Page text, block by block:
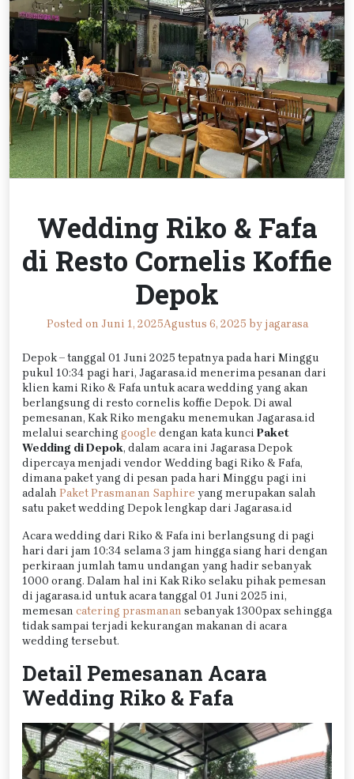
Wedding Riko & Fafa
di Resto Cornelis Koffie
Depok
Posted on Juni 1, 2025Agustus 6, 2025 by jagarasa
Depok – tanggal 01 Juni 2025 tepatnya pada hari Minggu
pukul 10:34 pagi hari, Jagarasa.id menerima pesanan dari
klien kami Riko & Fafa untuk acara wedding yang akan
berlangsung di resto cornelis koffie Depok. Di awal
pemesanan, Kak Riko mengaku menemukan Jagarasa.id
melalui searching google dengan kata kunci Paket
Wedding di Depok, dalam acara ini Jagarasa Depok
dipercaya menjadi vendor Wedding bagi Riko & Fafa,
dimana paket yang di pesan pada hari Minggu pagi ini
adalah Paket Prasmanan Saphire yang merupakan salah
satu paket wedding Depok lengkap dari Jagarasa.id
Acara wedding dari Riko & Fafa ini berlangsung di pagi
hari dari jam 10:34 selama 3 jam hingga siang hari dengan
perkiraan jumlah tamu undangan yang hadir sebanyak
1000 orang. Dalam hal ini Kak Riko selaku pihak pemesan
di jagarasa.id untuk acara tanggal 01 Juni 2025 ini,
memesan catering prasmanan sebanyak 1300pax sehingga
tidak sampai terjadi kekurangan makanan di acara
wedding tersebut.
Detail Pemesanan Acara
Wedding Riko & Fafa